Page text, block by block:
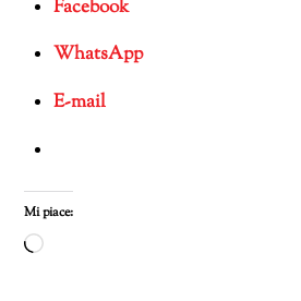
Facebook
WhatsApp
E-mail
Mi piace:
Caricamento